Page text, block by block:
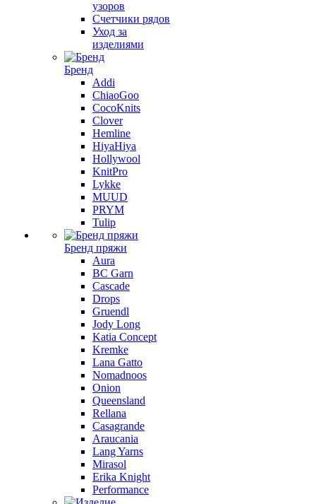
узоров
Счетчики рядов
Уход за
изделиями
Бренд
Addi
ChiaoGoo
CocoKnits
Clover
Hemline
HiyaHiya
Hollywool
KnitPro
Lykke
MUUD
PRYM
Tulip
Бренд пряжи
Aura
BC Garn
Cascade
Drops
Gruendl
Jody Long
Katia Concept
Kremke
Lana Gatto
Nomadnoos
Onion
Queensland
Rellana
Casagrande
Araucania
Lang Yarns
Mirasol
Erika Knight
Performance